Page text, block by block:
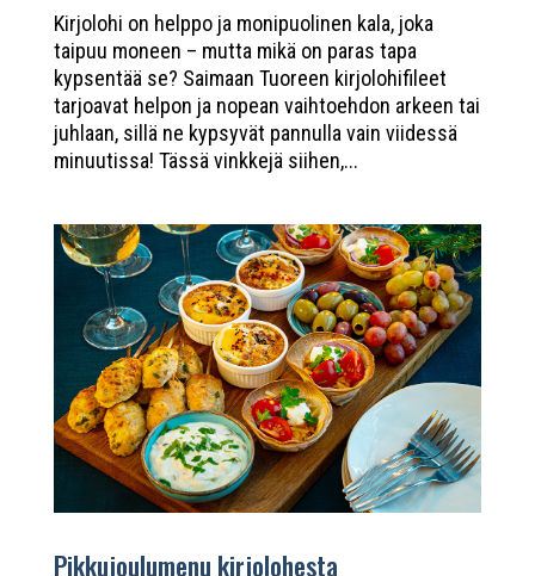
Kirjolohi on helppo ja monipuolinen kala, joka
taipuu moneen – mutta mikä on paras tapa
kypsentää se? Saimaan Tuoreen kirjolohifileet
tarjoavat helpon ja nopean vaihtoehdon arkeen tai
juhlaan, sillä ne kypsyvät pannulla vain viidessä
minuutissa! Tässä vinkkejä siihen,...
Pikkujoulumenu kirjolohesta